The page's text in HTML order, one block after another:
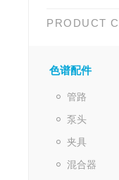
PRODUCT
色谱配件
管路
泵头
夹具
混合器